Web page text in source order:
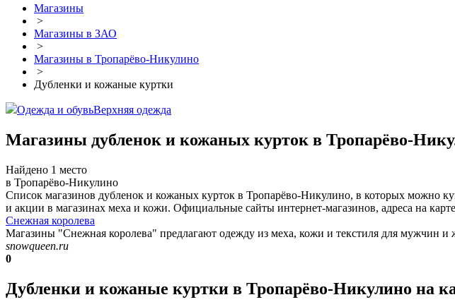
Магазины
>
Магазины в ЗАО
>
Магазины в Тропарёво-Никулино
>
Дубленки и кожаные куртки
Одежда и обувьВерхняя одежда
Магазины дубленок и кожаных курток в Тропарёво-
Найдено 1 место
в Тропарёво-Никулино
Список магазинов дубленок и кожаных курток в Тропарёво-Никулино, в которых можно
и акции в магазинах меха и кожи. Официальные сайты интернет-магазинов, адреса на
Снежная королева
Магазины "Снежная королева" предлагают одежду из меха, кожи и текстиля для мужчин
snowqueen.ru
0
Дубленки и кожаные куртки в Тропарёво-Никулино на